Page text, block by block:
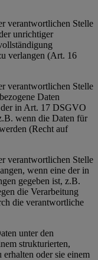
verantwortlichen Stelle
unrichtiger
verlangen (Art. 16
verantwortlichen Stelle
Daten
in Art. 17 DSGVO
wenn die Daten für
(Recht auf
verantwortlichen Stelle
wenn eine der in
gegeben ist, z.B.
die Verarbeitung
die verantwortliche
unter den
strukturierten,
erhalten oder sie einem